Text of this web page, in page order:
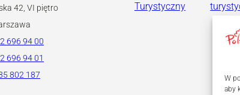
W
aby
42, VI piętro
696 94 00
696 94 01
802 187
Turystyczny